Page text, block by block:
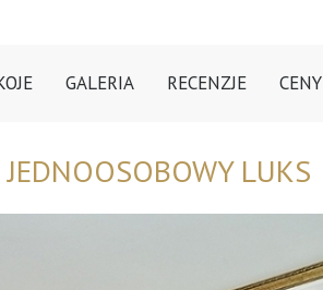
GALERIA RECENZJE CENY
LUKS